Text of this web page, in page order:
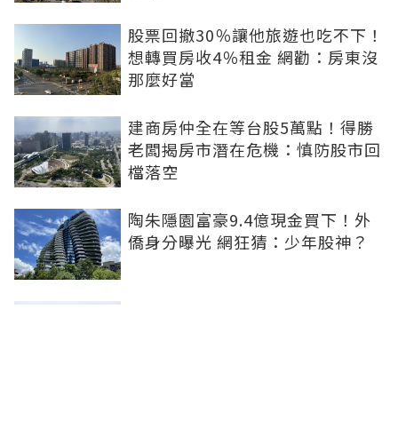
股票回撤30％讓他旅遊也吃不下！
想轉買房收4％租金 網勸：房東沒
那麼好當
建商房仲全在等台股5萬點！得勝
老闆揭房市潛在危機：慎防股市回
檔落空
陶朱隱園富豪9.4億現金買下！外
僑身分曝光 網狂猜：少年股神？